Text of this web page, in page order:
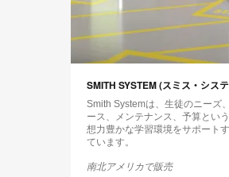
SMITH SYSTEM (スミス・シス
Smith Systemは、生徒のニーズ
ース、メンテナンス、予算とい
想力豊かな学習環境をサポート
ています。
南北アメリカで販売